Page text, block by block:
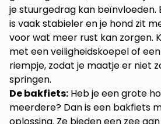
je stuurgedrag kan
is vaak stabieler en je hond zit
voor wat meer rust kan zorgen.
met een veiligheidskoepel of
riempje, zodat je maatje er niet
springen.
De bakfiets: Heb je een grote
meerdere? Dan is een bakfiets